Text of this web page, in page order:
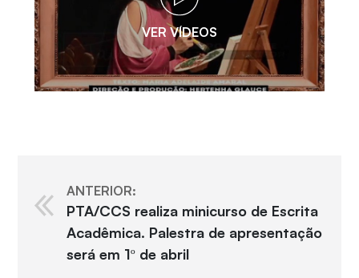
VER VÍDEOS
ANTERIOR:
PTA/CCS realiza minicurso de Escrita
Acadêmica. Palestra de apresentação
será em 1º de abril